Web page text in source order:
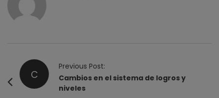
C
Previous Post:
Cambios en el sistema de logros y
niveles